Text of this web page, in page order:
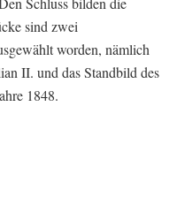
sind zwei
worden, nämlich
II. und das Standbild des
1848.